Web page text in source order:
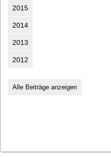
2015
2014
2013
2012
Alle Beiträge anzeigen